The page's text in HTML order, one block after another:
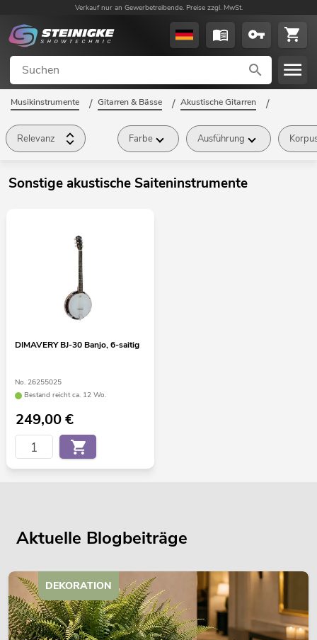
Verkauf nur an Gewerbetreibende. Preise zzgl. MwSt.
Musikinstrumente / Gitarren & Bässe / Akustische Gitarren /
Relevanz Farbe Ausführung
Sonstige akustische Saiteninstrumente
DIMAVERY BJ-30 Banjo, 6-saitig
No. 26255025
Bestand reicht ca. 12 Wo.
249,00€
Aktuelle Blogbeiträge
DEKORATION